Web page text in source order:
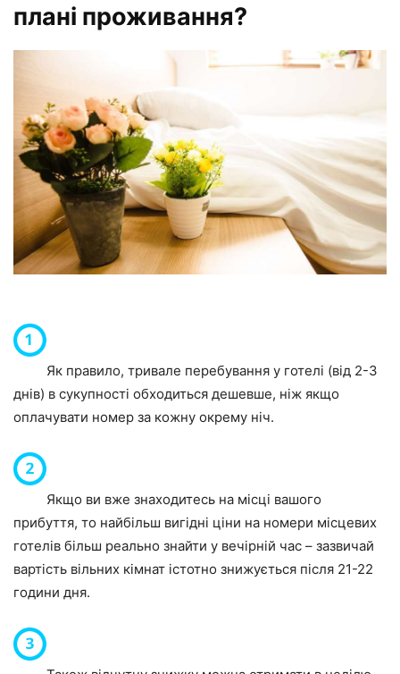
плані проживання?
Як правило, тривале перебування у готелі (від 2-3
днів) в сукупності обходиться дешевше, ніж якщо
оплачувати номер за кожну окрему ніч.
Якщо ви вже знаходитесь на місці вашого
прибуття, то найбільш вигідні ціни на номери місцевих
готелів більш реально знайти у вечірній час – зазвичай
вартість вільних кімнат істотно знижується після 21-22
години дня.